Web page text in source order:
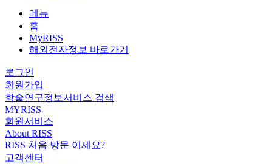
메뉴
홈
MyRISS
해외전자정보 바로가기
로그인
회원가입
학술연구정보서비스 검색
MYRISS
회원서비스
About RISS
RISS 처음 방문 이세요?
고객센터